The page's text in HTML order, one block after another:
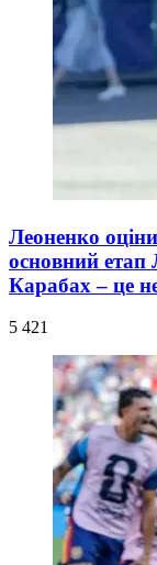
Леоненко
основний
Карабах – це
5 421